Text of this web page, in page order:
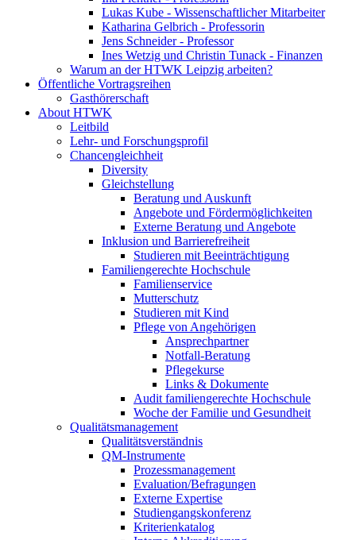
Lukas Kube - Wissenschaftlicher Mitarbeiter
Katharina Gelbrich - Professorin
Jens Schneider - Professor
Ines Wetzig und Christin Tunack - Finanzen
Warum an der HTWK Leipzig arbeiten?
Öffentliche Vortragsreihen
Gasthörerschaft
About HTWK
Leitbild
Lehr- und Forschungsprofil
Chancengleichheit
Diversity
Gleichstellung
Beratung und Auskunft
Angebote und Fördermöglichkeiten
Externe Beratung und Angebote
Inklusion und Barrierefreiheit
Studieren mit Beeinträchtigung
Familiengerechte Hochschule
Familienservice
Mutterschutz
Studieren mit Kind
Pflege von Angehörigen
Ansprechpartner
Notfall-Beratung
Pflegekurse
Links & Dokumente
Audit familiengerechte Hochschule
Woche der Familie und Gesundheit
Qualitätsmanagement
Qualitätsverständnis
QM-Instrumente
Prozessmanagement
Evaluation/Befragungen
Externe Expertise
Studiengangskonferenz
Kriterienkatalog